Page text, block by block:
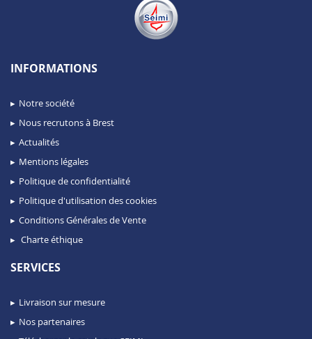
INFORMATIONS
Notre société
Nous recrutons à Brest
Actualités
Mentions légales
Politique de confidentialité
Politique d'utilisation des cookies
Conditions Générales de Vente
Charte éthique
SERVICES
Livraison sur mesure
Nos partenaires